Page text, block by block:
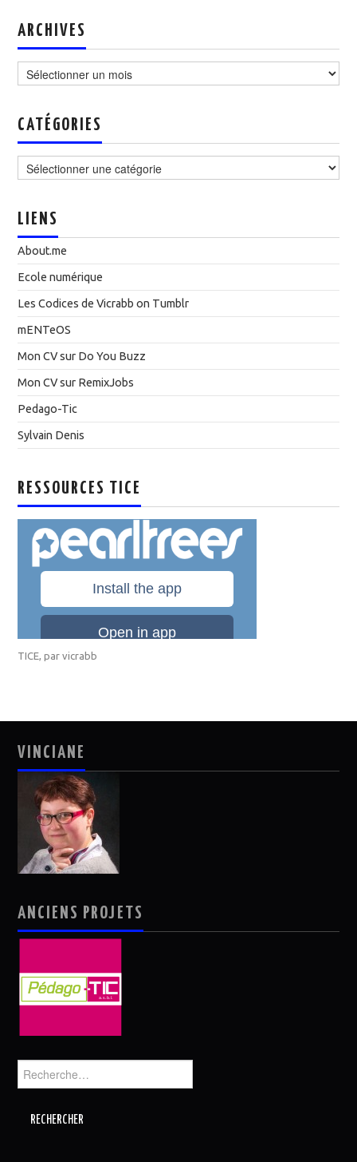
ARCHIVES
CATÉGORIES
LIENS
About.me
Ecole numérique
Les Codices de Vicrabb on Tumblr
mENTeOS
Mon CV sur Do You Buzz
Mon CV sur RemixJobs
Pedago-Tic
Sylvain Denis
RESSOURCES TICE
TICE, parvicrabb
VINCIANE
ANCIENS PROJETS
Rechercher :